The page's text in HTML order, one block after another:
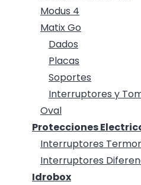
Modus 4
Matix Go
Dados
Placas
Soportes
Interruptores y
Oval
Protecciones
Interruptores
Interruptores
Idrobox